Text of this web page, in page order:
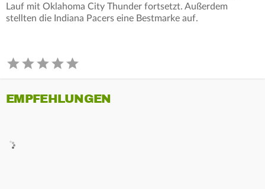
Lauf mit Oklahoma City Thunder fortsetzt. Außerdem
stellten die Indiana Pacers eine Bestmarke auf.
EMPFEHLUNGEN